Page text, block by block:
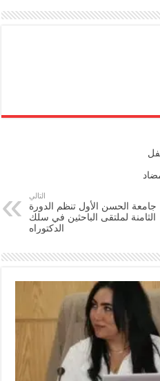
التالي
جامعة الحسن الأول تنظم الدورة
الثامنة لملتقى الباحثين في سلك
الدكتوراه